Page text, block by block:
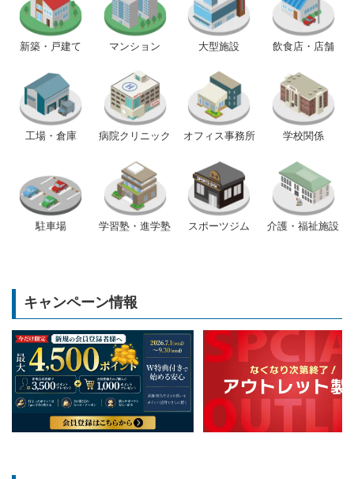
新築・戸建て マンション 大型施設 飲食店・店舗
工場・倉庫 病院クリニック オフィス事務所 学校関係
駐車場 学習塾・進学塾 スポーツジム 介護・福祉施設
キャンペーン情報